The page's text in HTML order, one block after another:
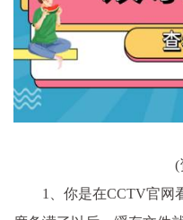
(
1、你是在CCTV官网